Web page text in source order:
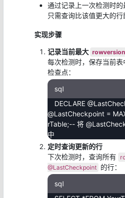
通过记录上一次检测时的
只需查询比该值更大的行
实现步骤
记录当前最大 rowversion
每次检测时，保存当前表
检查点：
sql
DECLARE
@LastCheckpoint =
rTable;-- 将
中
定时查询更新的行
下次检测时，查询所有
@LastCheckpoint 的行：
sql